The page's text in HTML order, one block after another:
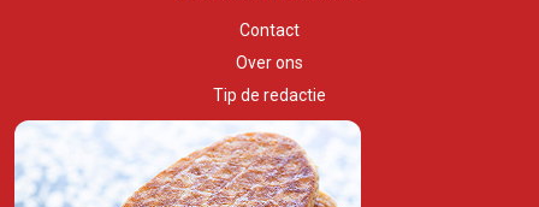
Contact
Over ons
Tip de redactie
Huisstijlgids